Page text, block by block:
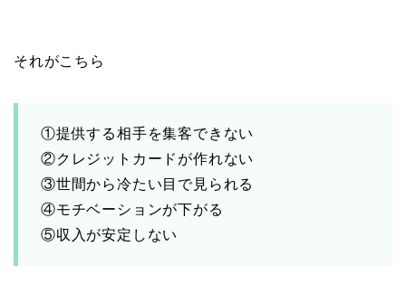
それがこちら
①提供する相手を集客できない
②クレジットカードが作れない
③世間から冷たい目で見られる
④モチベーションが下がる
⑤収入が安定しない